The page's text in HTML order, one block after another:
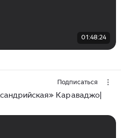
01:48:24
Подписаться
Караваджо|